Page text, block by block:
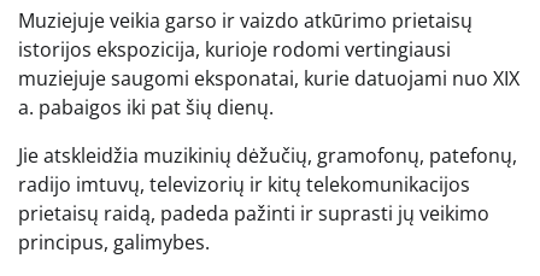
Muziejuje veikia garso ir vaizdo atkūrimo prietaisų
istorijos ekspozicija, kurioje rodomi vertingiausi
muziejuje saugomi eksponatai, kurie datuojami nuo XIX
a. pabaigos iki pat šių dienų.
Jie atskleidžia muzikinių dėžučių, gramofonų, patefonų,
radijo imtuvų, televizorių ir kitų telekomunikacijos
prietaisų raidą, padeda pažinti ir suprasti jų veikimo
principus, galimybes.